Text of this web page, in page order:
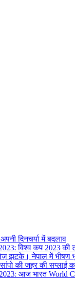
दिनचर्या में बदलाव
विश्व कप 2023 की
झटके। नेपाल में भीषण
की जहर की सप्लाई
आज भारत